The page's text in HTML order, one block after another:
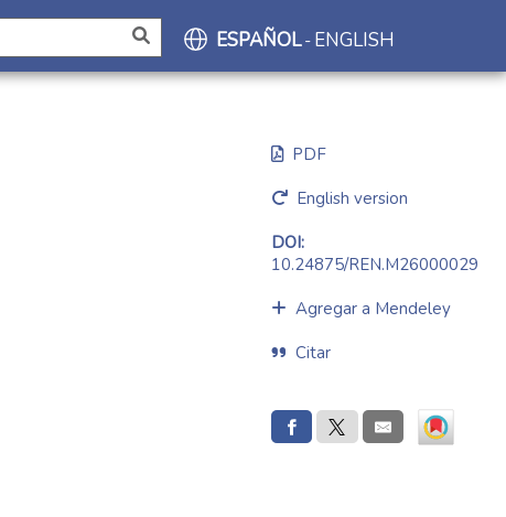
ESPAÑOL- ENGLISH
PDF
English version
DOI:
10.24875/REN.M26000029
Agregar a Mendeley
Citar